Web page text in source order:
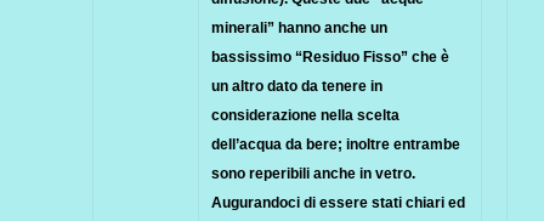
minerali” hanno anche un
bassissimo “Residuo Fisso” che è
un altro dato da tenere in
considerazione nella scelta
dell’acqua da bere; inoltre entrambe
sono reperibili anche in vetro.
Augurandoci di essere stati chiari ed